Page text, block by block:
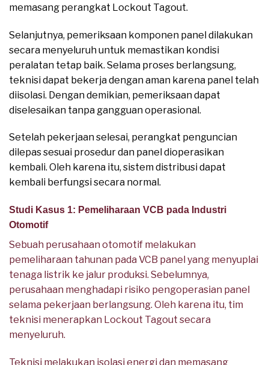
memasang perangkat Lockout Tagout.
Selanjutnya, pemeriksaan komponen panel dilakukan
secara menyeluruh untuk memastikan kondisi
peralatan tetap baik. Selama proses berlangsung,
teknisi dapat bekerja dengan aman karena panel telah
diisolasi. Dengan demikian, pemeriksaan dapat
diselesaikan tanpa gangguan operasional.
Setelah pekerjaan selesai, perangkat penguncian
dilepas sesuai prosedur dan panel dioperasikan
kembali. Oleh karena itu, sistem distribusi dapat
kembali berfungsi secara normal.
Studi Kasus 1: Pemeliharaan VCB pada Industri
Otomotif
Sebuah perusahaan otomotif melakukan
pemeliharaan tahunan pada VCB panel yang menyuplai
tenaga listrik ke jalur produksi. Sebelumnya,
perusahaan menghadapi risiko pengoperasian panel
selama pekerjaan berlangsung. Oleh karena itu, tim
teknisi menerapkan Lockout Tagout secara
menyeluruh.
Teknisi melakukan isolasi energi dan memasang